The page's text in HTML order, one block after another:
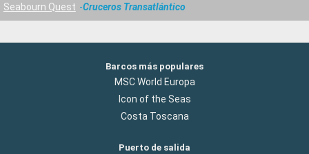
Seabourn Quest
Cruceros Transatlántico
Barcos más populares
MSC World Europa
Icon of the Seas
Costa Toscana
Puerto de salida